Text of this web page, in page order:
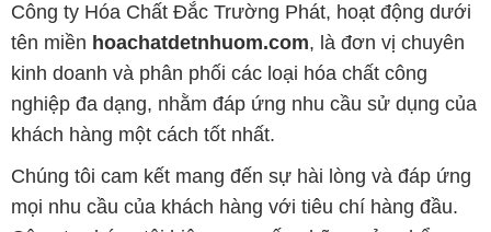
Công ty Hóa Chất Đắc Trường Phát, hoạt động dưới
tên miền hoachatdetnhuom.com, là đơn vị chuyên
kinh doanh và phân phối các loại hóa chất công
nghiệp đa dạng, nhằm đáp ứng nhu cầu sử dụng của
khách hàng một cách tốt nhất.
Chúng tôi cam kết mang đến sự hài lòng và đáp ứng
mọi nhu cầu của khách hàng với tiêu chí hàng đầu.